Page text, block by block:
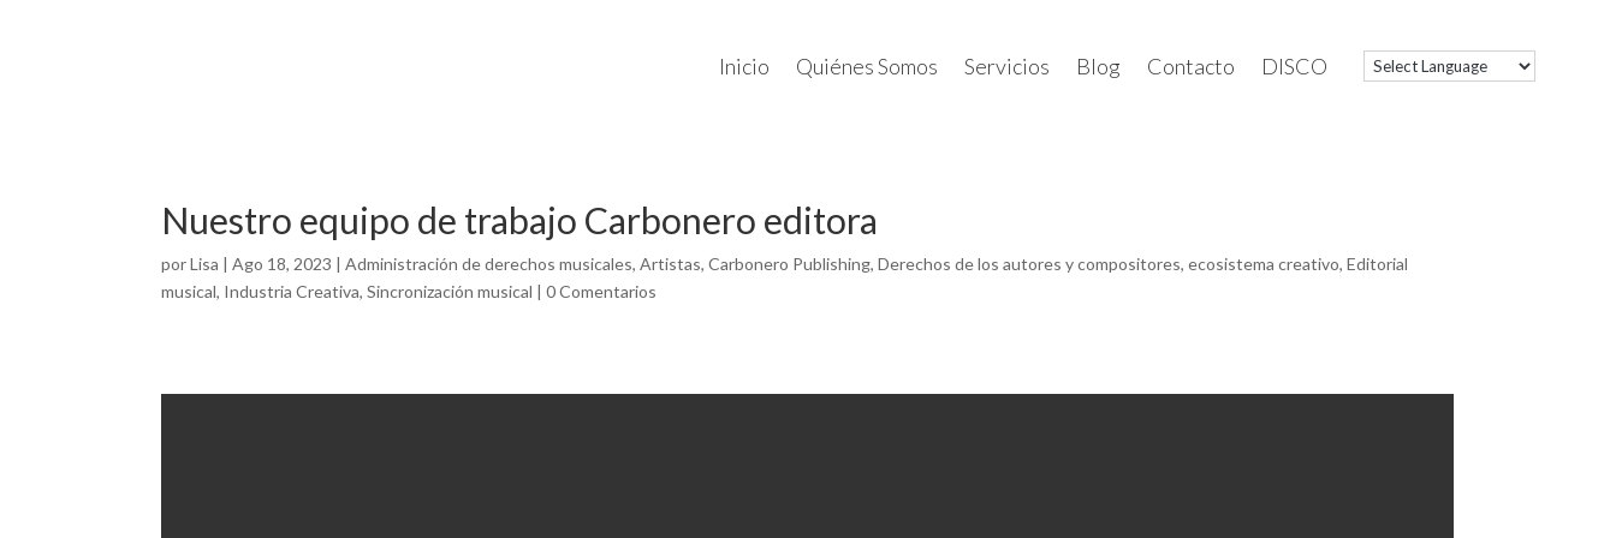
Inicio Quiénes Somos Servicios Blog Contacto DISCO
Nuestro equipo de trabajo Carbonero editora
porLisa |Ago 18, 2023 |Administración de derechos musicales,Artistas,Carbonero Publishing,Derechos de los autores y compositores,ecosistema creativo,Editorial
musical, Industria Creativa,Sincronización musical |0 Comentarios